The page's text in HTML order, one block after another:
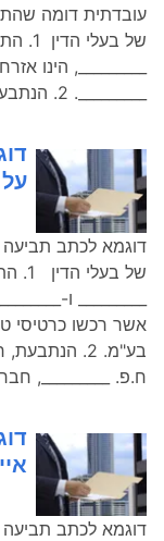
של
_________, הינו
_________. 2. הנתבעת, ארקיע קווי
על
של
_________ ו-
אשר רכשו כרטיסי
בע"מ. 2.
ח.פ. _________,